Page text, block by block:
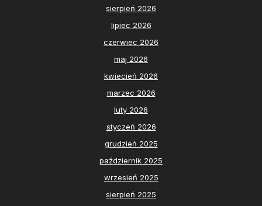
sierpień 2026
lipiec 2026
czerwiec 2026
maj 2026
kwiecień 2026
marzec 2026
luty 2026
styczeń 2026
grudzień 2025
październik 2025
wrzesień 2025
sierpień 2025